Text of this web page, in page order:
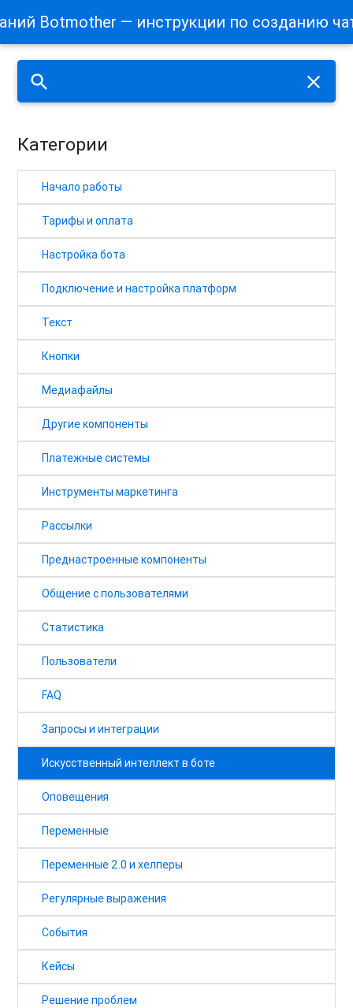
Botmother — инструкции по созданию
search close
Категории
Начало работы
Тарифы и оплата
Настройка бота
Подключение и настройка платформ
Текст
Кнопки
Медиафайлы
Другие компоненты
Платежные системы
Инструменты маркетинга
Рассылки
Преднастроенные компоненты
Общение с пользователями
Статистика
Пользователи
FAQ
Запросы и интеграции
Искусственный интеллект в боте
Оповещения
Переменные
Переменные 2.0 и хелперы
Регулярные выражения
События
Кейсы
Решение проблем